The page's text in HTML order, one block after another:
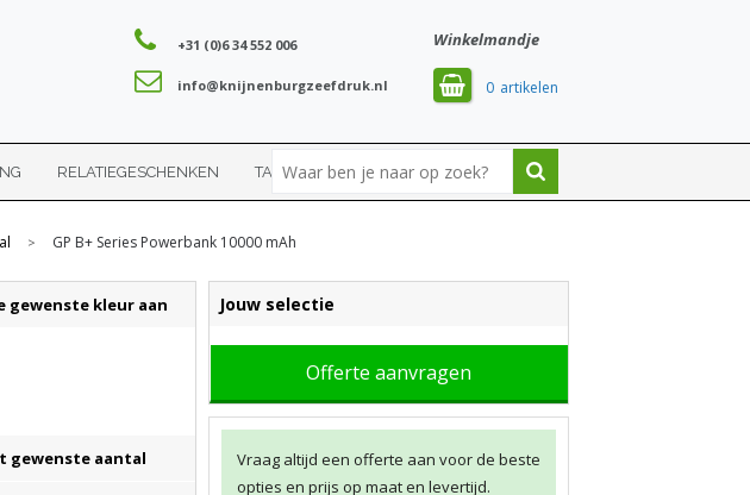
Winkelmandje
0
+31 (0)6 34 552 006
info@knijnenburgzeefdruk.nl
RELATIEGESCHENKEN TASSEN SPORT
> GP B+ Series Powerbank 10000 mAh
gewenste kleur aan
gewenste aantal
Jouw selectie
Offerte aanvragen
Vraag altijd een offerte aan voor de beste
opties en prijs op maat en levertijd.